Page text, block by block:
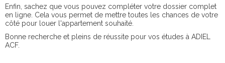
Enfin, sachez que vous pouvez compléter votre dossier complet
en ligne. Cela vous permet de mettre toutes les chances de votre
côté pour louer l'appartement souhaité.
Bonne recherche et pleins de réussite pour vos études à ADIEL
ACF.